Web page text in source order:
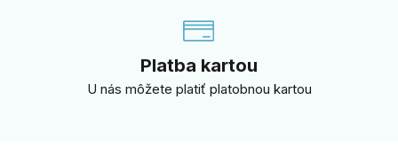
Platba kartou
U nás môžete platiť platobnou kartou